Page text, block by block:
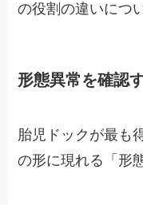
の役割の違いにつ
形態異常を確認
胎児ドックが最も
の形に現れる「形